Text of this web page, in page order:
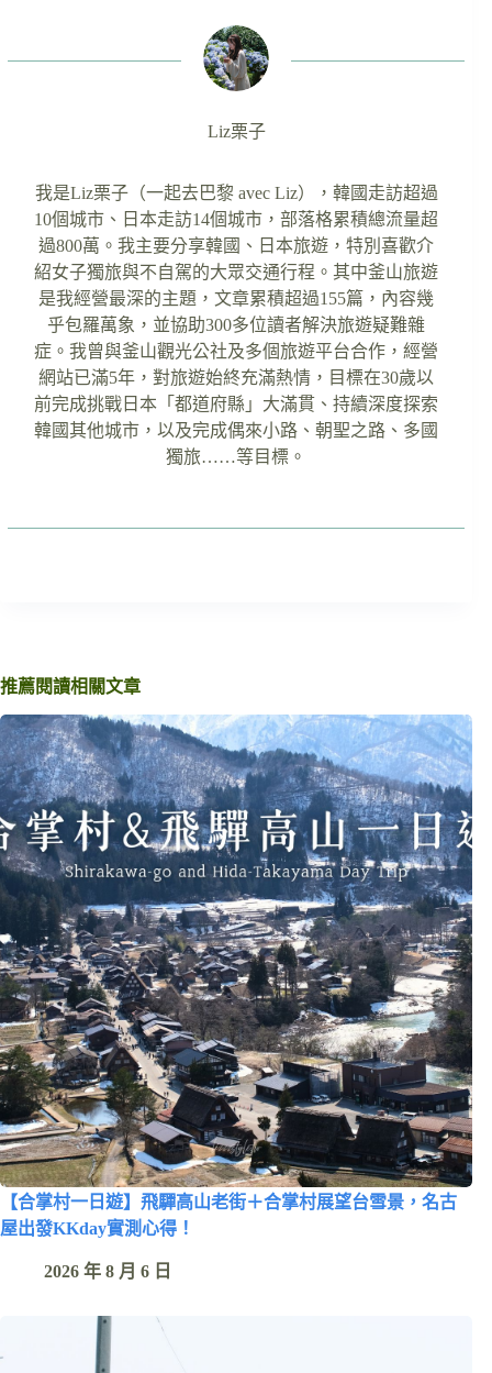
Liz栗子
我是Liz栗子（一起去巴黎 avec Liz），韓國走訪超過
10個城市、日本走訪14個城市，部落格累積總流量超
過800萬。我主要分享韓國、日本旅遊，特別喜歡介
紹女子獨旅與不自駕的大眾交通行程。其中釜山旅遊
是我經營最深的主題，文章累積超過155篇，內容幾
乎包羅萬象，並協助300多位讀者解決旅遊疑難雜
症。我曾與釜山觀光公社及多個旅遊平台合作，經營
網站已滿5年，對旅遊始終充滿熱情，目標在30歲以
前完成挑戰日本「都道府縣」大滿貫、持續深度探索
韓國其他城市，以及完成偶來小路、朝聖之路、多國
獨旅……等目標。
推薦閱讀相關文章
【合掌村一日遊】飛驒高山老街＋合掌村展望台雪景，名古
屋出發KKday實測心得！
2026 年 8 月 6 日